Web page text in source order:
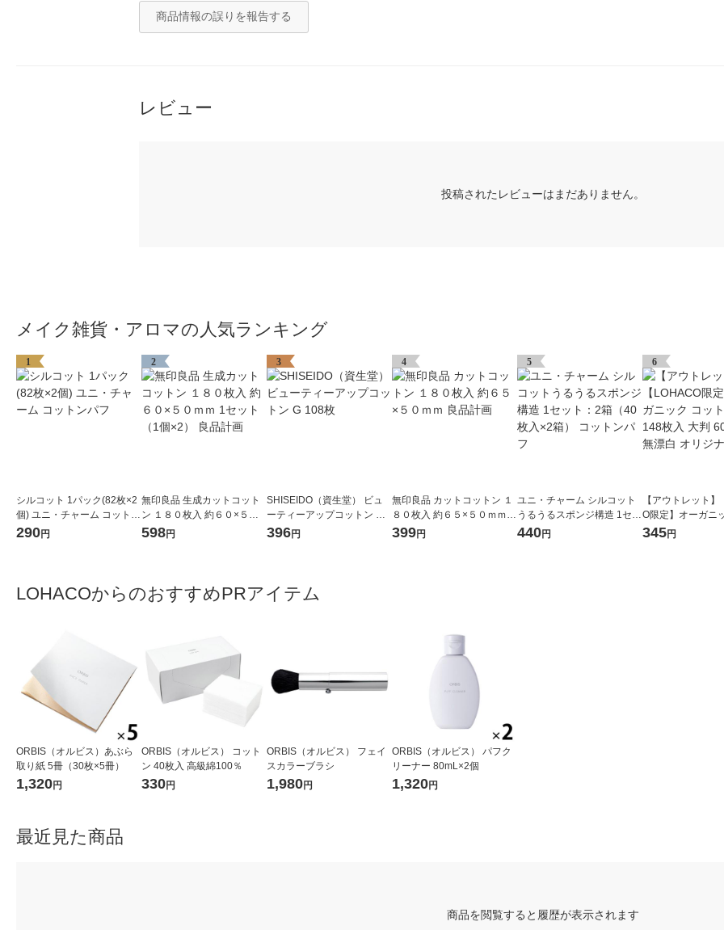
商品情報の誤りを報告する
レビュー
投稿されたレビューはまだありません。
メイク雑貨・アロマの人気ランキング
1
シルコット 1パック(82枚×2
個) ユニ・チャーム コットン
パフ
290円
2
無印良品 生成カットコット
ン １８０枚入 約６０×５０
ｍｍ 1セット（1個×2） 良品
598円
3
SHISEIDO（資生堂） ビュ
ーティーアップコットン G 1
08枚
396円
4
無印良品 カットコットン １
８０枚入 約６５×５０ｍｍ
良品計画
399円
5
ユニ・チャーム シルコット
うるうるスポンジ構造 1セッ
ト：2箱（40枚入×2箱） コ
440円
6
【アウトレット
O限定】オーガニ
トン パフ 148枚入
345円
LOHACOからのおすすめPRアイテム
ORBIS（オルビス）あぶら
取り紙 5冊（30枚×5冊）
1,320円
ORBIS（オルビス） コット
ン 40枚入 高級綿100％
330円
ORBIS（オルビス） フェイ
スカラーブラシ
1,980円
ORBIS（オルビス） パフク
リーナー 80mL×2個
1,320円
最近見た商品
商品を閲覧すると履歴が表示されます